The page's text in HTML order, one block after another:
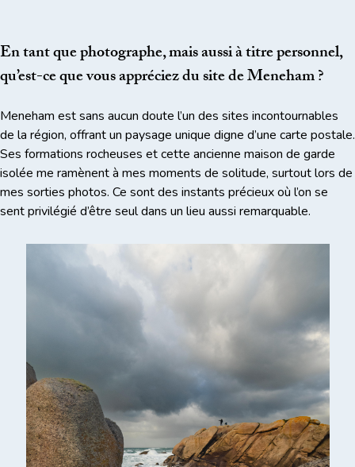
En tant que photographe, mais aussi à titre personnel,
qu’est-ce que vous appréciez du site de Meneham ?
Meneham est sans aucun doute l’un des sites incontournables
de la région, offrant un paysage unique digne d’une carte postale.
Ses formations rocheuses et cette ancienne maison de garde
isolée me ramènent à mes moments de solitude, surtout lors de
mes sorties photos. Ce sont des instants précieux où l’on se
sent privilégié d’être seul dans un lieu aussi remarquable.